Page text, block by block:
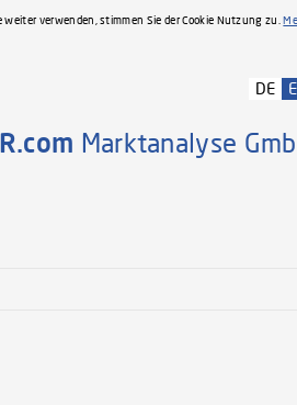
verwenden, stimmen Sie der Cookie Nutzung zu.
Marktanalyse
DE